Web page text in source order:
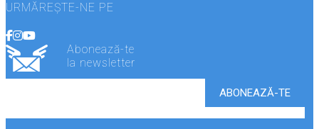
URMĂREȘTE-NE PE
Abonează-te
la newsletter